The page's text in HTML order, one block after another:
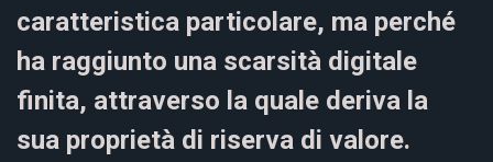
caratteristica particolare, ma perché
ha raggiunto una scarsità digitale
finita, attraverso la quale deriva la
sua proprietà di riserva di valore.